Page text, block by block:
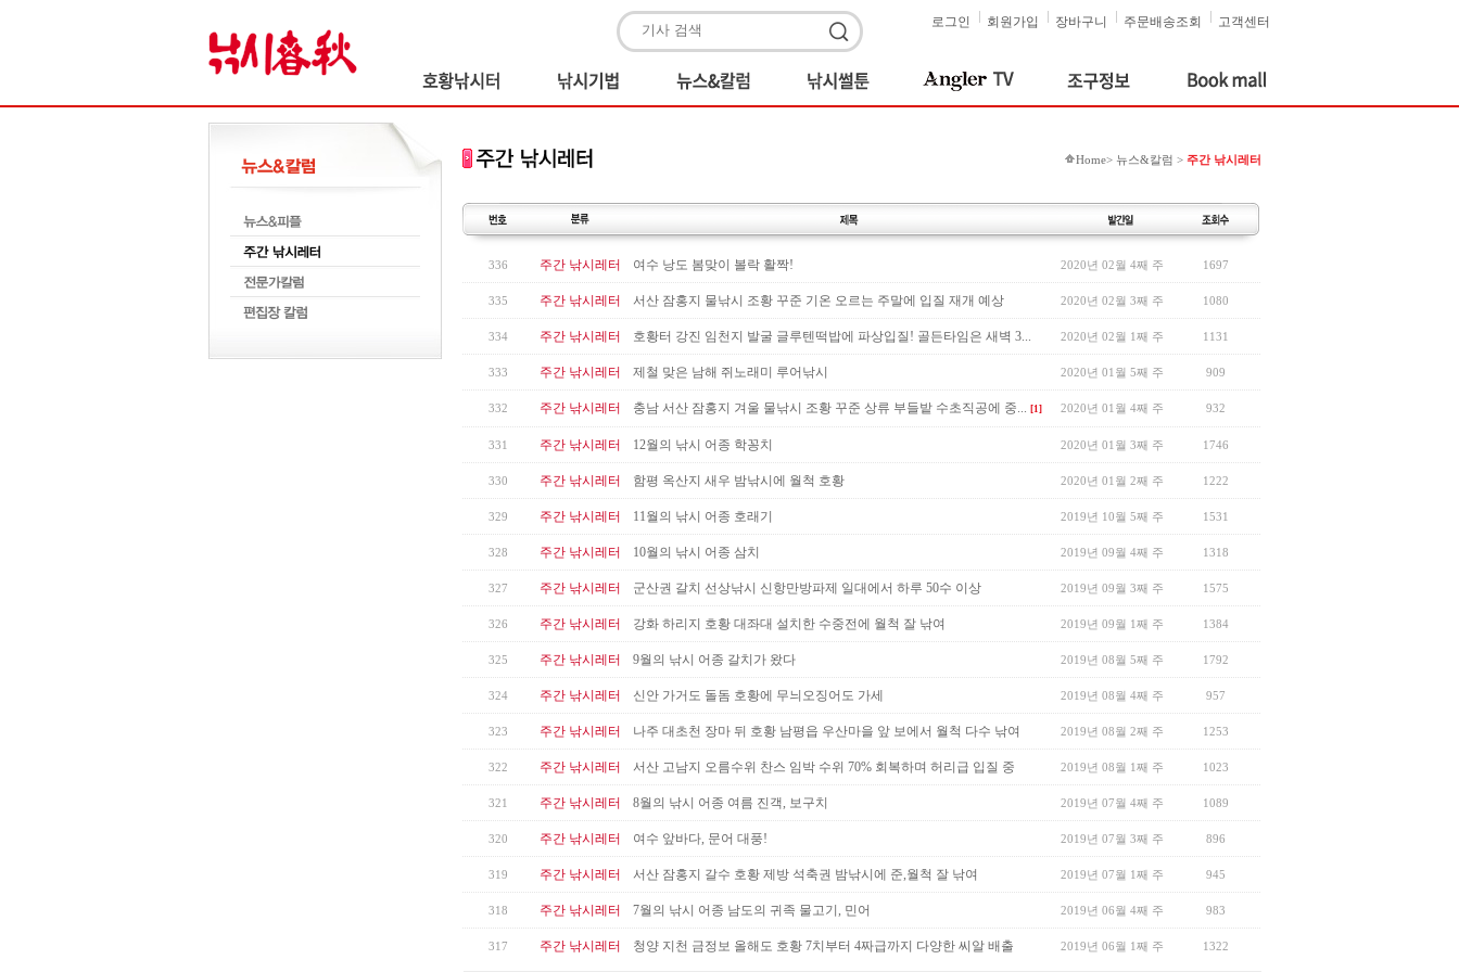
고객센터
주문배송조회
장바구니
회원가입
로그인
Home> 뉴스&칼럼 > 주간 낚시레터
336 주간 낚시레터 여수 낭도 봄맞이 볼락 활짝! 2020년 02월 4째 주 1697
335 주간 낚시레터 서산 잠홍지 물낚시 조황 꾸준 기온 오르는 주말에 입질 재개 예상 2020년 02월 3째 주 1080
334 주간 낚시레터 호황터 강진 임천지 발굴 글루텐떡밥에 파상입질! 골든타임은 새벽 3... 2020년 02월 1째 주 1131
333 주간 낚시레터 제철 맞은 남해 쥐노래미 루어낚시 2020년 01월 5째 주 909
332 주간 낚시레터 충남 서산 잠홍지 겨울 물낚시 조황 꾸준 상류 부들밭 수초직공에 중... [1] 2020년 01월 4째 주 932
331 주간 낚시레터 12월의 낚시 어종 학꽁치 2020년 01월 3째 주 1746
330 주간 낚시레터 함평 옥산지 새우 밤낚시에 월척 호황 2020년 01월 2째 주 1222
329 주간 낚시레터 11월의 낚시 어종 호래기 2019년 10월 5째 주 1531
328 주간 낚시레터 10월의 낚시 어종 삼치 2019년 09월 4째 주 1318
327 주간 낚시레터 군산권 갈치 선상낚시 신항만방파제 일대에서 하루 50수 이상 2019년 09월 3째 주 1575
326 주간 낚시레터 강화 하리지 호황 대좌대 설치한 수중전에 월척 잘 낚여 2019년 09월 1째 주 1384
325 주간 낚시레터 9월의 낚시 어종 갈치가 왔다 2019년 08월 5째 주 1792
324 주간 낚시레터 신안 가거도 돌돔 호황에 무늬오징어도 가세 2019년 08월 4째 주 957
323 주간 낚시레터 나주 대초천 장마 뒤 호황 남평읍 우산마을 앞 보에서 월척 다수 낚여 2019년 08월 2째 주 1253
322 주간 낚시레터 서산 고남지 오름수위 찬스 임박 수위 70% 회복하며 허리급 입질 중 2019년 08월 1째 주 1023
321 주간 낚시레터 8월의 낚시 어종 여름 진객, 보구치 2019년 07월 4째 주 1089
320 주간 낚시레터 여수 앞바다, 문어 대풍! 2019년 07월 3째 주 896
319 주간 낚시레터 서산 잠홍지 갈수 호황 제방 석축권 밤낚시에 준,월척 잘 낚여 2019년 07월 1째 주 945
318 주간 낚시레터 7월의 낚시 어종 남도의 귀족 물고기, 민어 2019년 06월 4째 주 983
317 주간 낚시레터 청양 지천 금정보 올해도 호황 7치부터 4짜급까지 다양한 씨알 배출 2019년 06월 1째 주 1322